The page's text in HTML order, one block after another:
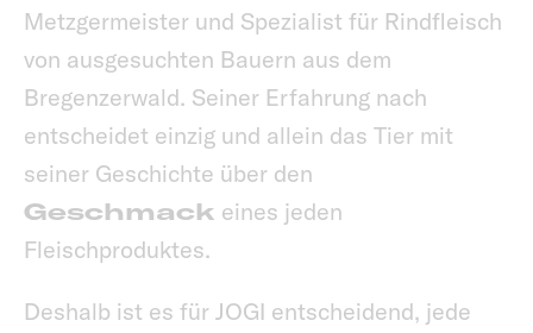
Metzgermeister und Spezialist für Rindfleisch
von ausgesuchten Bauern aus dem
Bregenzerwald. Seiner Erfahrung nach
entscheidet einzig und allein das Tier mit
seiner Geschichte über den
Geschmack eines jeden
Fleischproduktes.
Deshalb ist es für JOGI entscheidend, jede